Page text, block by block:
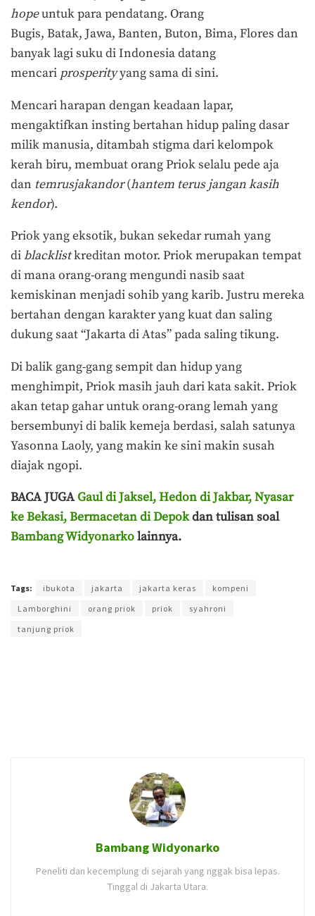
hopeuntuk para pendatang. Orang
Bugis, Batak, Jawa, Banten, Buton, Bima, Flores dan
banyak lagi suku di Indonesia datang
mencari prosperityyang sama di sini.
Mencari harapan dengan keadaan lapar,
mengaktifkan insting bertahan hidup paling dasar
milik manusia, ditambah stigma dari kelompok
kerah biru, membuat orang Priok selalu pede aja
dan temrusjakandor(hantem terus jangan kasih
kendor).
Priok yang eksotik, bukan sekedar rumah yang
diblacklistkreditan motor. Priok merupakan tempat
di mana orang-orang mengundi nasib saat
kemiskinan menjadi sohib yang karib. Justru mereka
bertahan dengan karakter yang kuat dan saling
dukung saat “Jakarta di Atas” pada saling tikung.
Di balik gang-gang sempit dan hidup yang
menghimpit, Priok masih jauh dari kata sakit. Priok
akan tetap gahar untuk orang-orang lemah yang
bersembunyi di balik kemeja berdasi, salah satunya
Yasonna Laoly, yang makin ke sini makin susah
diajak ngopi.
BACA JUGAGaul di Jaksel, Hedondi Jakbar, Nyasar
ke Bekasi, Bermacetan di Depokdan tulisan soal
Bambang Widyonarkolainnya.
Tags: ibukota jakarta jakarta keras
kompeni
Lamborghini
orang priok priok
syahroni
tanjung priok
Bambang Widyonarko
Peneliti dan kecemplung di sejarah yang nggak bisa lepas.
Tinggal di Jakarta Utara.